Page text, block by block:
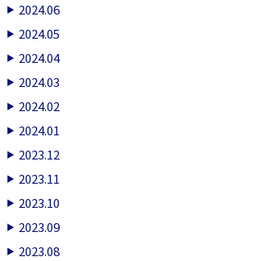
2024.06
2024.05
2024.04
2024.03
2024.02
2024.01
2023.12
2023.11
2023.10
2023.09
2023.08